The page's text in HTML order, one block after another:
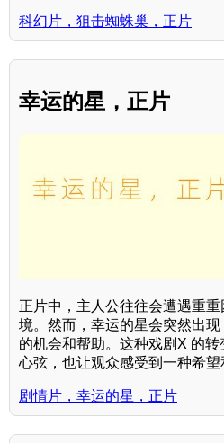
科幻片，狙击蜘蛛巢，正片
幸运的星，正片
正片中，主人公往往会遭遇重
境。然而，幸运的星会突然出
的机会和帮助。这种戏剧X 的
心弦，也让观众感受到一种希望
剧情片，幸运的星，正片